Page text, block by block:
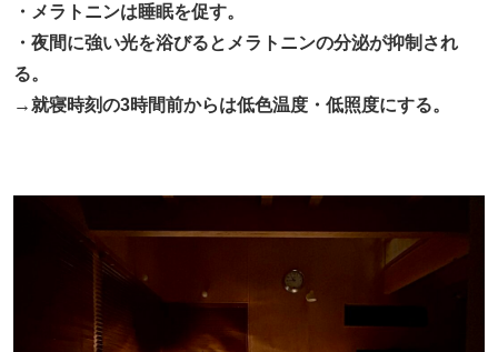
・メラトニンは睡眠を促す。
・夜間に強い光を浴びるとメラトニンの分泌が抑制され
る。
→就寝時刻の3時間前からは低色温度・低照度にする。